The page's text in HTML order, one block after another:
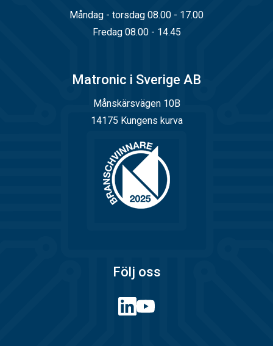
Måndag - torsdag 08.00 - 17.00
Fredag 08.00 - 14.45
Matronic i Sverige AB
Månskärsvägen 10B
14175 Kungens kurva
Följ oss